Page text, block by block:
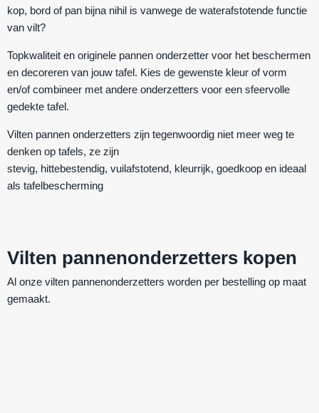
kop, bord of pan bijna nihil is vanwege de waterafstotende functie
van vilt?
Topkwaliteit en originele pannen onderzetter voor het beschermen
en decoreren van jouw tafel. Kies de gewenste kleur of vorm
en/of combineer met andere onderzetters voor een sfeervolle
gedekte tafel.
Vilten pannen onderzetters zijn tegenwoordig niet meer weg te
denken op tafels, ze zijn
stevig, hittebestendig, vuilafstotend, kleurrijk, goedkoop en ideaal
als tafelbescherming
Vilten pannenonderzetters kopen
Al onze vilten pannenonderzetters worden per bestelling op maat
gemaakt.